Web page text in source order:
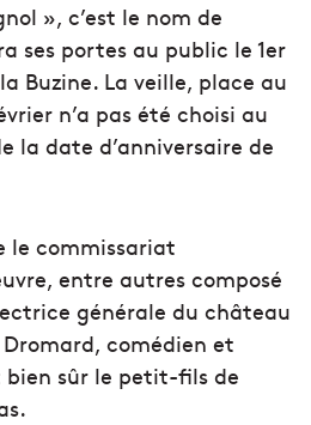
», c’est le nom de
ses portes au public le 1er
Buzine. La veille, place au
n’a pas été choisi au
la date d’anniversaire de
le commissariat
entre autres composé
générale du château
comédien et
sûr le petit-fils de